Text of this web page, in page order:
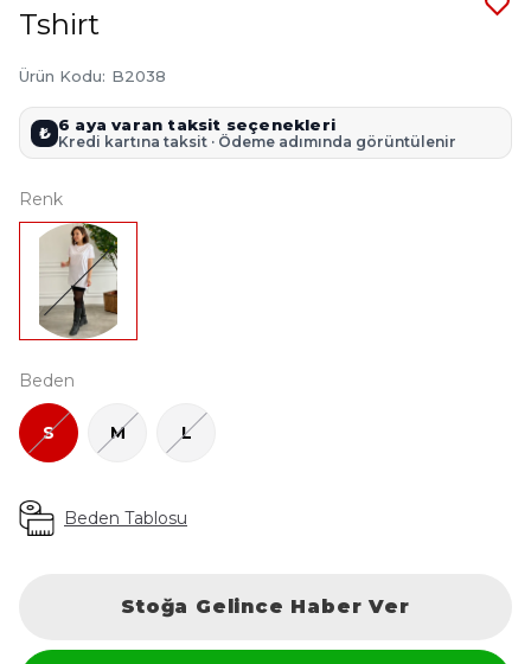
Tshirt
Ürün Kodu: B2038
₺ 6 aya varan taksit seçenekleri
Kredi kartına taksit · Ödeme adımında görüntülenir
Renk
Beden
S M L
Beden Tablosu
Stoğa Gelince Haber Ver